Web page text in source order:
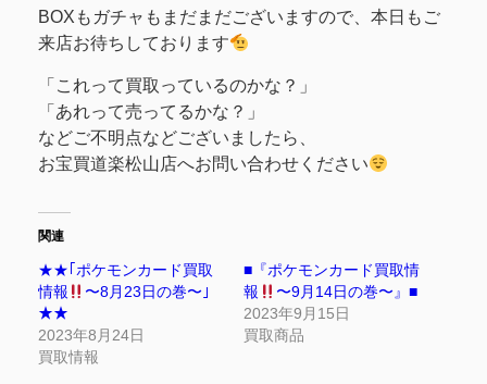
BOXもガチャもまだまだございますので、本日もご
来店お待ちしております
「これって買取っているのかな？」
「あれって売ってるかな？」
などご不明点などございましたら、
お宝買道楽松山店へお問い合わせください
関連
★★｢ポケモンカード買取
情報
〜8月23日の巻〜｣
★★
2023年8月24日
買取情報
■『ポケモンカード買取情
報
〜9月14日の巻〜』■
2023年9月15日
買取商品